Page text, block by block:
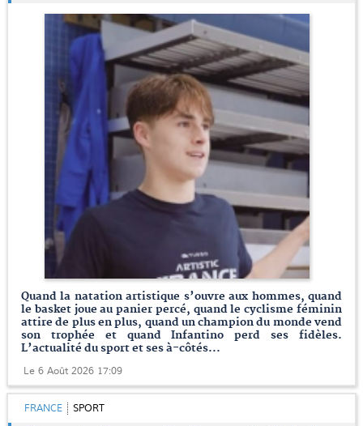
Quand la natation artistique s’ouvre aux hommes, quand
le basket joue au panier percé, quand le cyclisme féminin
attire de plus en plus, quand un champion du monde vend
son trophée et quand Infantino perd ses fidèles.
L’actualité du sport et ses à-côtés...
Le 6 Août 2026 17:09
FRANCE SPORT